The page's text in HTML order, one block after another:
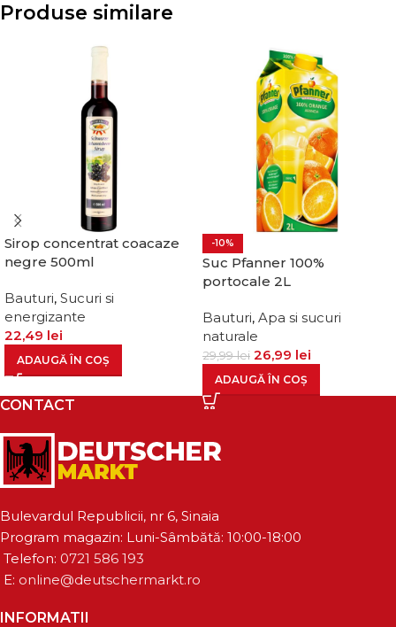
Produse similare
Sirop concentrat coacaze
negre 500ml
Bauturi, Sucuri si
energizante
22,49 lei
ADAUGĂ ÎN COȘ
-10%
Suc Pfanner 100%
portocale 2L
Bauturi, Apa si sucuri
naturale
29,99lei 26,99 lei
ADAUGĂ ÎN COȘ
CONTACT
Bulevardul Republicii, nr 6, Sinaia
Program magazin: Luni-Sâmbătă: 10:00-18:00
Telefon: 0721 586 193
E: online@deutschermarkt.ro
INFORMATII